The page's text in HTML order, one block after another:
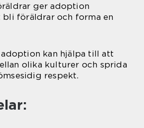
ger adoption
föräldrar och forma en
kan hjälpa till att
olika kulturer och sprida
respekt.